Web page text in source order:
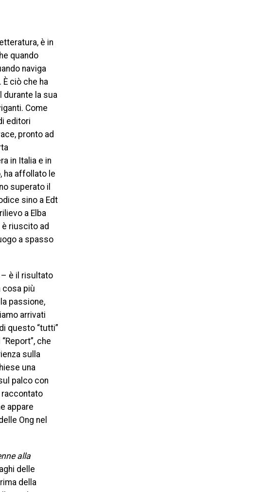
è in
quando
naviga
ciò che ha
durante la sua
Come
editori
pronto ad
in Italia e in
ha affollato le
superato il
sino a Edt
a Elba
è riuscito ad
a spasso
– è il risultato
cosa più
passione,
arrivati
questo “tutti”
che
sulla
una
palco con
raccontato
appare
Ong nel
alla
delle
della